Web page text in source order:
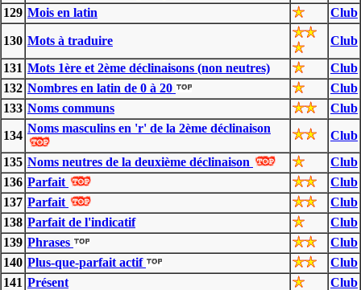
129 Mois en latin Club
130 Mots à traduire
Club
131 Mots 1ère et 2ème déclinaisons (non neutres)
Club
132 Nombres en latin de 0 à 20
Club
133 Noms communs
Club
134
Noms masculins en 'r' de la 2ème déclinaison
Club
135 Noms neutres de la deuxième déclinaison
Club
136 Parfait
Club
137 Parfait
Club
138 Parfait de l'indicatif
Club
139 Phrases
Club
140 Plus-que-parfait actif
Club
141 Présent
Club